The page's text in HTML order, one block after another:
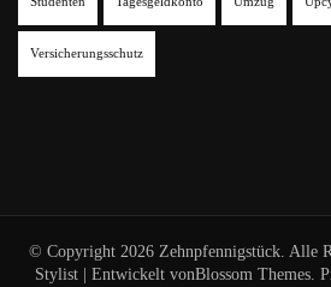
Versicherungsschutz
© Copyright 2026 Zehnpfennigstück. Alle
Stylist | Entwickelt vonBlossom Themes.